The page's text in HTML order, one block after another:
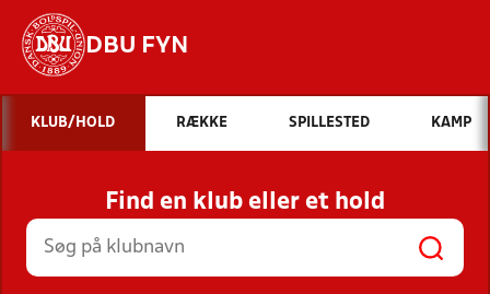
DBU FYN
Hvad vil du søge efter?
INDHOLD OG NYHEDER
STILLINGER, RESULTATER, KLUBBER OG
HOLD
KLUB/HOLD RÆKKE SPILLESTED KAMP
Find en klub eller et hold